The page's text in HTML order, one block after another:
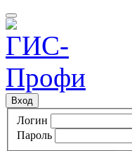
Вход
Логин
Пароль